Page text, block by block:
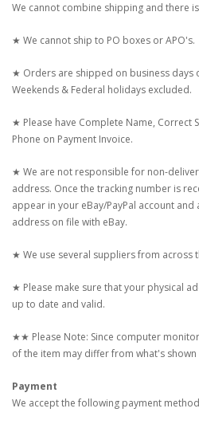
We cannot combine shipping and there
★ We cannot ship to PO boxes or APO's.
★ Orders are shipped on business days
Weekends & Federal holidays excluded.
★ Please have Complete Name, Correct
Phone on Payment Invoice.
★ We are not responsible for non-
address. Once the tracking number is
appear in your eBay/PayPal account
address on file with eBay.
★ We use several suppliers from across
★ Please make sure that your physical
up to date and valid.
★★ Please Note: Since computer
of the item may differ from what's
Payment
We accept the following payment